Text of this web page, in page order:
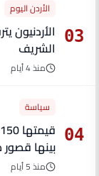
03
الأردن اليوم
الأردنيون
الشريف
منذ 4 أيام
04
سياسة
بينها
منذ 5 أيام